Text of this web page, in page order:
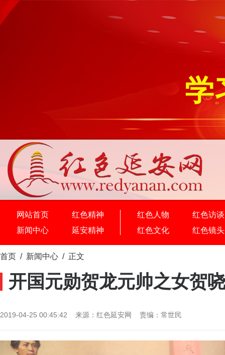
学
网站首页
红色精神
新闻中心
延安精神
红色人物
红色访谈
红色文化
红色镜头
首页 / 新闻中心 / 正文
开国元勋贺龙元帅之女贺
2019-04-25 00:45:42 来源：红色延安网 责编：常世民